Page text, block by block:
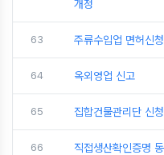
개정
63 주류수입업 면허신
64 옥외영업 신고
65 집합건물관리단 신
66 직접생산확인증명